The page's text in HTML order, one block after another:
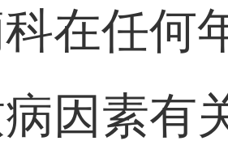
在任何
因素有